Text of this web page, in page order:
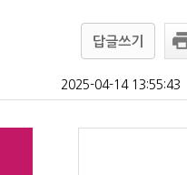
답글쓰기
2025-04-14 13:55:43